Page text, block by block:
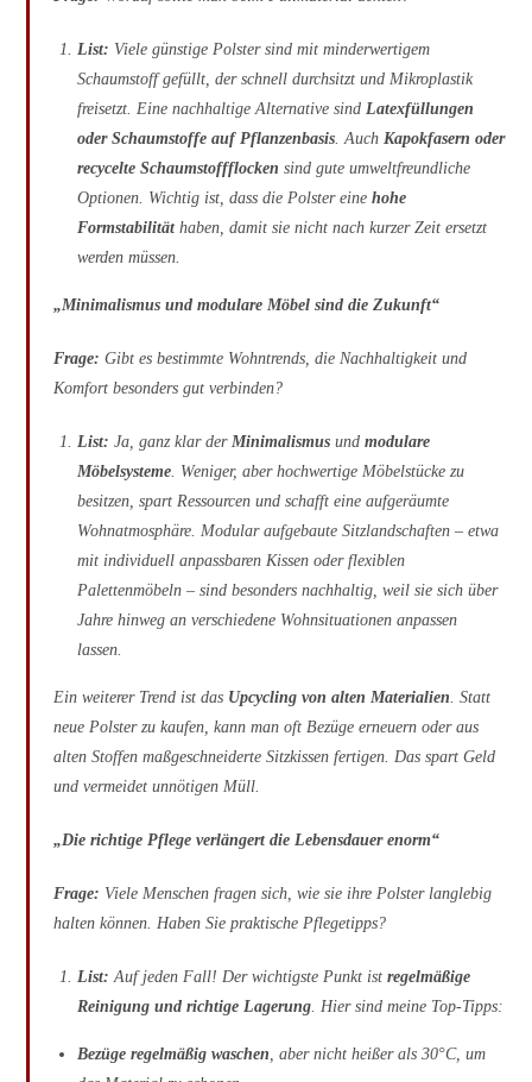
List: Viele günstige Polster sind mit minderwertigem
Schaumstoff gefüllt, der schnell durchsitzt und Mikroplastik
freisetzt. Eine nachhaltige Alternative sindLatexfüllungen
oder Schaumstoffe auf Pflanzenbasis. AuchKapokfasern oder
recycelte Schaumstoffflocken sind gute umweltfreundliche
Optionen. Wichtig ist, dass die Polster einehohe
Formstabilität haben, damit sie nicht nach kurzer Zeit ersetzt
werden müssen.
„Minimalismus und modulare Möbel sind die Zukunft“
Frage: Gibt es bestimmte Wohntrends, die Nachhaltigkeit und
Komfort besonders gut verbinden?
List: Ja, ganz klar derMinimalismus undmodulare
Möbelsysteme. Weniger, aber hochwertige Möbelstücke zu
besitzen, spart Ressourcen und schafft eine aufgeräumte
Wohnatmosphäre. Modular aufgebaute Sitzlandschaften – etwa
mit individuell anpassbaren Kissen oder flexiblen
Palettenmöbeln – sind besonders nachhaltig, weil sie sich über
Jahre hinweg an verschiedene Wohnsituationen anpassen
lassen.
Ein weiterer Trend ist das Upcycling von alten Materialien. Statt
neue Polster zu kaufen, kann man oft Bezüge erneuern oder aus
alten Stoffen maßgeschneiderte Sitzkissen fertigen. Das spart Geld
und vermeidet unnötigen Müll.
„Die richtige Pflege verlängert die Lebensdauer enorm“
Frage: Viele Menschen fragen sich, wie sie ihre Polster langlebig
halten können. Haben Sie praktische Pflegetipps?
List: Auf jeden Fall! Der wichtigste Punkt istregelmäßige
Reinigung und richtige Lagerung. Hier sind meine Top-Tipps:
Bezüge regelmäßig waschen, aber nicht heißer als 30°C, um